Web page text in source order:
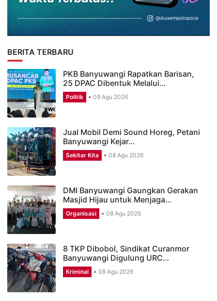
BERITA TERBARU
PKB Banyuwangi Rapatkan Barisan,
25 DPAC Dibentuk Melalui…
Politik 09 Agu 2026
Jual Mobil Demi Sound Horeg, Petani
Banyuwangi Kejar…
Sekitar Kita 08 Agu 2026
DMI Banyuwangi Gaungkan Gerakan
Masjid Hijau untuk Menjaga…
Organisasi 08 Agu 2026
8 TKP Dibobol, Sindikat Curanmor
Banyuwangi Digulung URC…
Kriminal 08 Agu 2026